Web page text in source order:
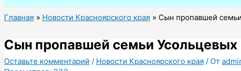
Главная Новости Красноярского края Сын пропавшей
Сын пропавшей семьи
Оставьте комментарий / Новости Красноярского края / От